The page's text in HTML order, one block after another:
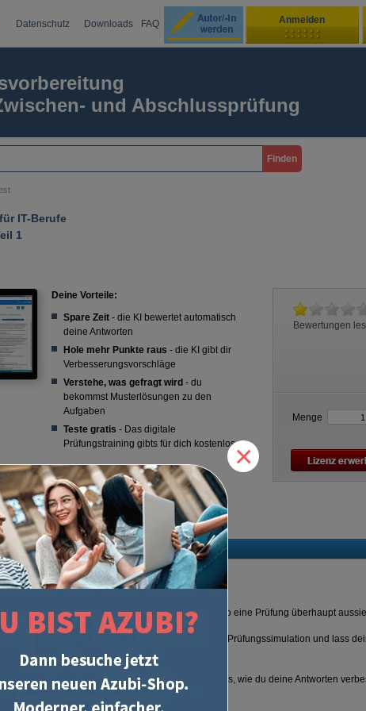
Datenschutz Downloads FAQ Anmelden
und Abschlussprüfung
IT-Berufe
1
Deine Vorteile:
Spare Zeit- die KI bewertet automatisch
deine Antworten
Hole mehr Punkte raus - die KI gibt dir
Verbesserungsvorschläge
Verstehe, was gefragt wird - du
bekommst Musterlösungen zu den
Aufgaben
Teste gratis - Das digitale
Prüfungstraining gibts für dich kostenlos
Bewertungen
Menge
und lass dich bewerten!
du schon gelernt hast? Oder du fragst dich, wie so eine Prüfung überhaupt
safe Sache für dich: Teste dich kostenlos mit dieser Prüfungssimulation und lass
keine Katze im Sack. Nur pures Lernen mit Tipps, wie du deine Antworten
×